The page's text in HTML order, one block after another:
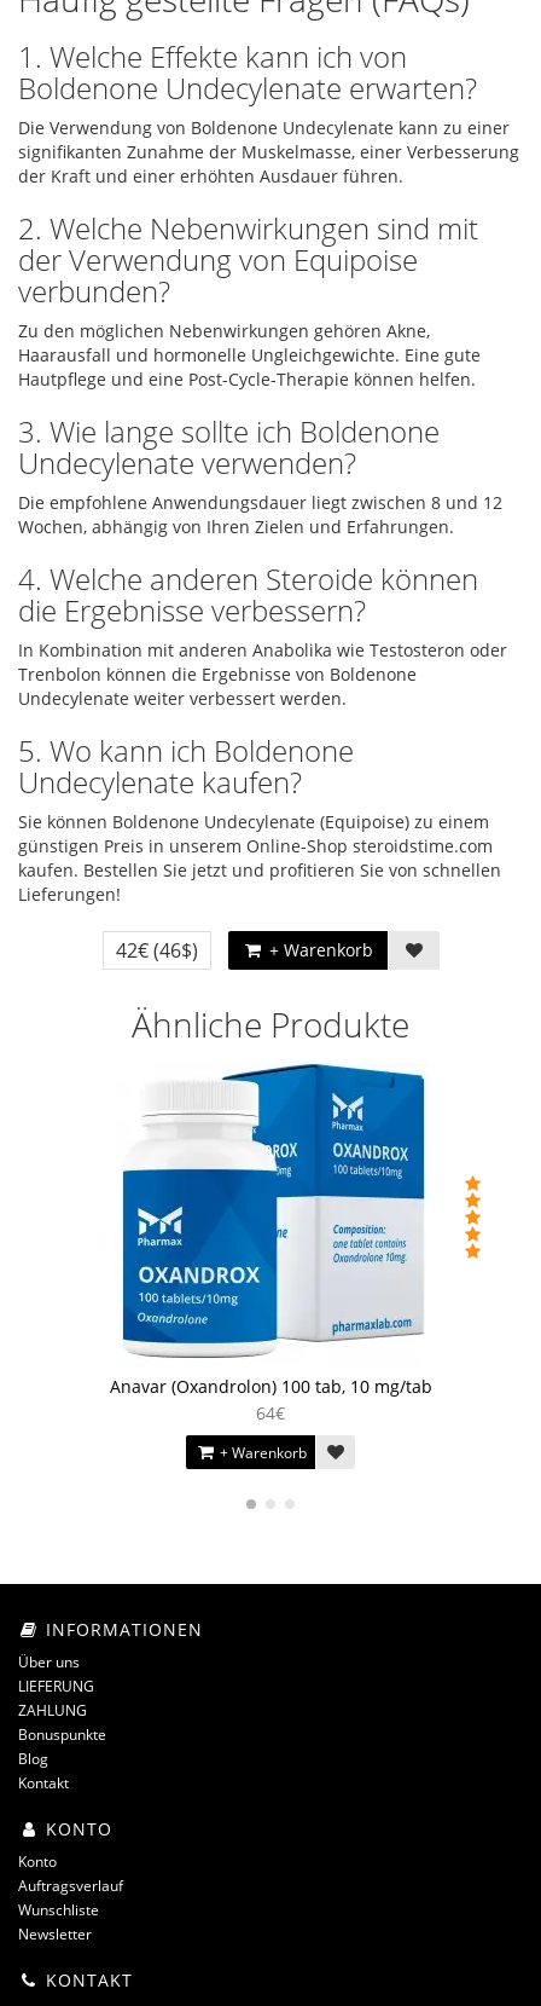
1. Welche Effekte kann ich von
Boldenone Undecylenate erwarten?
Die Verwendung von Boldenone Undecylenate kann zu einer
signifikanten Zunahme der Muskelmasse, einer Verbesserung
der Kraft und einer erhöhten Ausdauer führen.
2. Welche Nebenwirkungen sind mit
der Verwendung von Equipoise
verbunden?
Zu den möglichen Nebenwirkungen gehören Akne,
Haarausfall und hormonelle Ungleichgewichte. Eine gute
Hautpflege und eine Post-Cycle-Therapie können helfen.
3. Wie lange sollte ich Boldenone
Undecylenate verwenden?
Die empfohlene Anwendungsdauer liegt zwischen 8 und 12
Wochen, abhängig von Ihren Zielen und Erfahrungen.
4. Welche anderen Steroide können
die Ergebnisse verbessern?
In Kombination mit anderen Anabolika wie Testosteron oder
Trenbolon können die Ergebnisse von Boldenone
Undecylenate weiter verbessert werden.
5. Wo kann ich Boldenone
Undecylenate kaufen?
Sie können Boldenone Undecylenate (Equipoise) zu einem
günstigen Preis in unserem Online-Shop steroidstime.com
kaufen. Bestellen Sie jetzt und profitieren Sie von schnellen
Lieferungen!
42€(46$) + Warenkorb
Ähnliche Produkte
Anavar (Oxandrolon) 100 tab, 10 mg/tab
64€
+ Warenkorb
INFORMATIONEN
Über uns
LIEFERUNG
ZAHLUNG
Bonuspunkte
Blog
Kontakt
KONTO
Konto
Auftragsverlauf
Wunschliste
Newsletter
KONTAKT